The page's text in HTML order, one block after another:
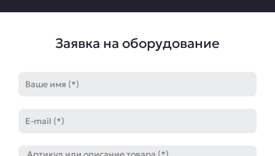
Заявка на оборудование
mail
Артикул